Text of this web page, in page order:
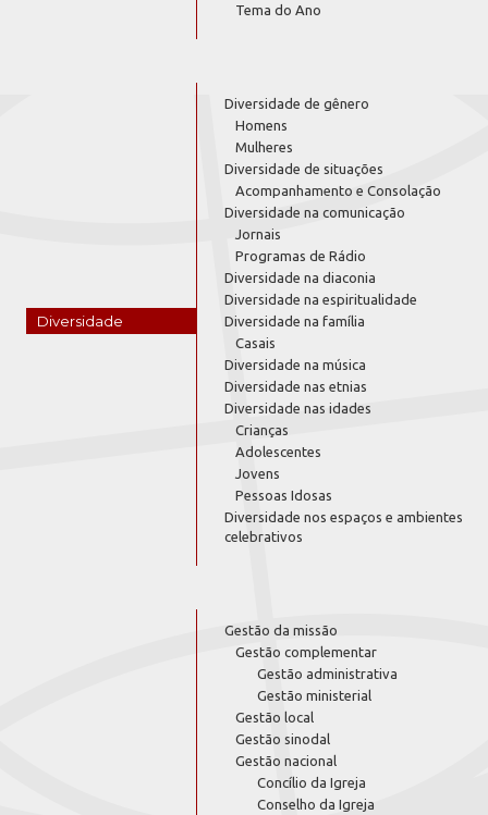
Tema do Ano
Diversidade
Diversidade de gênero
Homens
Mulheres
Diversidade de situações
Acompanhamento e Consolação
Diversidade na comunicação
Jornais
Programas de Rádio
Diversidade na diaconia
Diversidade na espiritualidade
Diversidade na família
Casais
Diversidade na música
Diversidade nas etnias
Diversidade nas idades
Crianças
Adolescentes
Jovens
Pessoas Idosas
Diversidade nos espaços e ambientes
celebrativos
Gestão da missão
Gestão complementar
Gestão administrativa
Gestão ministerial
Gestão local
Gestão sinodal
Gestão nacional
Concílio da Igreja
Conselho da Igreja